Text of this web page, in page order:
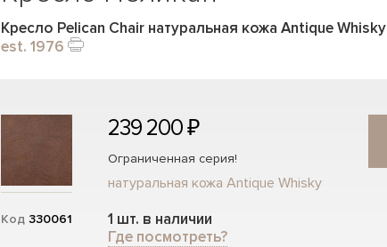
Кресло Pelican Chair натуральная кожа Antique Whisky
est. 1976
Код 330061
239 200 ₽
Ограниченная серия!
натуральная кожа Antique Whisky
1 шт. в наличии
Где посмотреть?